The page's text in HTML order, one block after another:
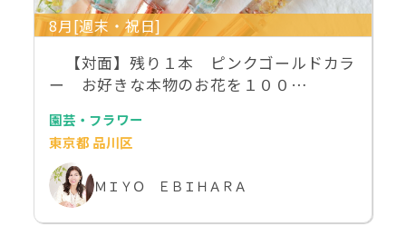
8月[週末・祝日]
【対面】残り１本 ピンクゴールドカラ
ー お好きな本物のお花を１００…
園芸・フラワー
東京都 品川区
ＭＩＹＯ ＥＢＩＨＡＲＡ